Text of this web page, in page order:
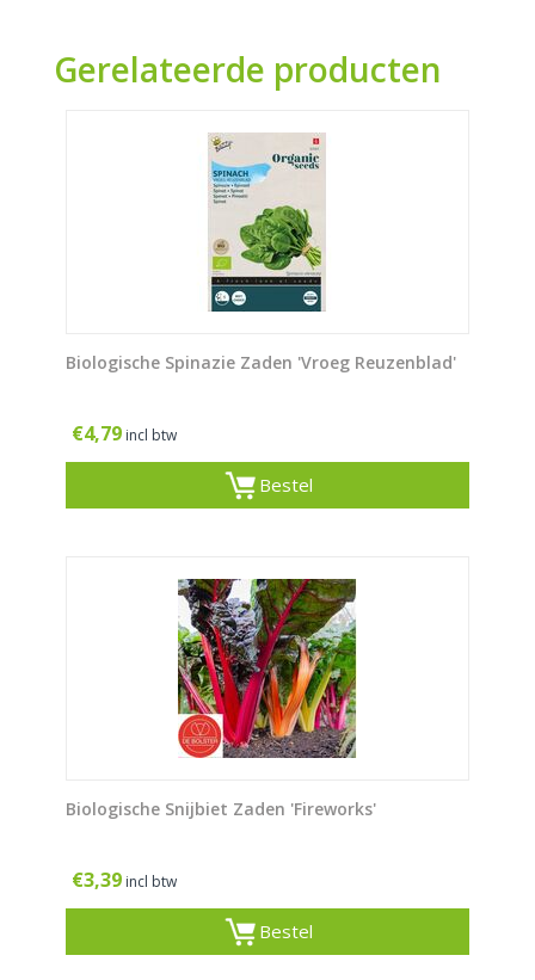
Gerelateerde producten
Biologische Spinazie Zaden 'Vroeg Reuzenblad'
€4,79 incl btw
Bestel
Biologische Snijbiet Zaden 'Fireworks'
€3,39 incl btw
Bestel